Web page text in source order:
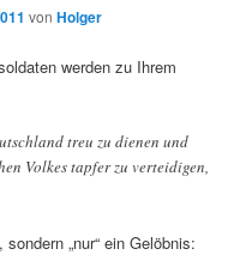
vonHolger
werden zu Ihrem
treu zu dienen und
Volkes tapfer zu verteidigen,
„nur“ ein Gelöbnis: